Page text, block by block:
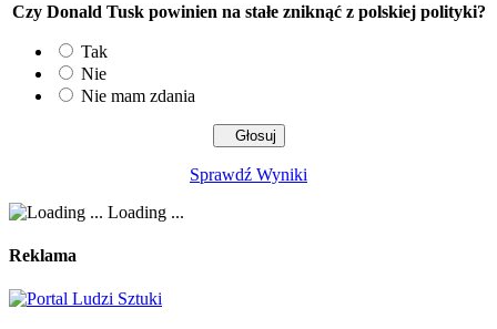
Czy Donald Tusk powinien na stałe zniknąć z polskiej polityki?
Tak
Nie
Nie mam zdania
Sprawdź Wyniki
Loading ...
Reklama